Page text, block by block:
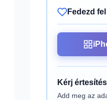
Fedezd
Kérj
Add meg az